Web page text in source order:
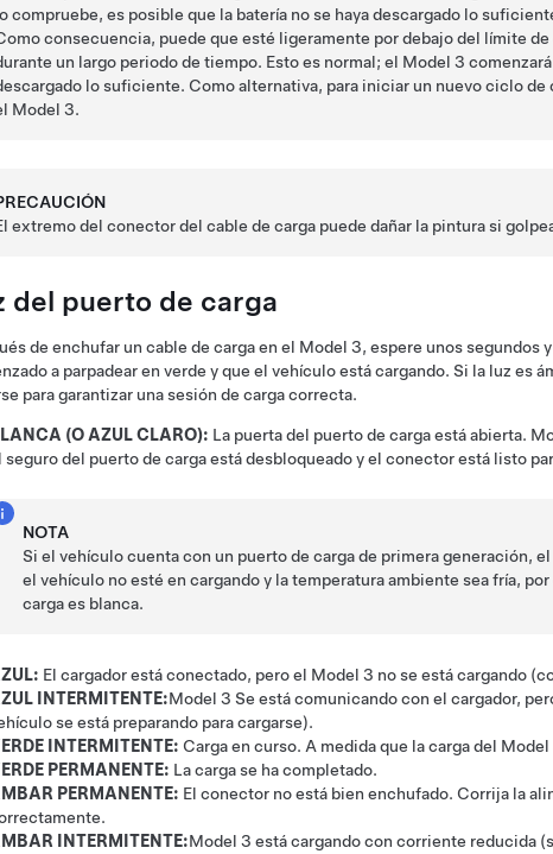
compruebe, es posible que la batería no se haya descargado lo
consecuencia, puede que esté ligeramente por debajo del límite
un largo periodo de tiempo. Esto es normal; el Model 3
lo suficiente. Como alternativa, para iniciar un nuevo ciclo
Model 3.
extremo del conector del cable de carga puede dañar la pintura si
del puerto de carga
de enchufar un cable de carga en el Model 3, espere unos segundos
a parpadear en verde y que el vehículo está cargando. Si la luz es
para garantizar una sesión de carga correcta.
(O AZUL CLARO): La puerta del puerto de carga está abierta.
seguro del puerto de carga está desbloqueado y el conector está listo
NOTA
Si el vehículo cuenta con un puerto de carga de primera generación,
el vehículo no esté en cargando y la temperatura ambiente sea fría,
carga es blanca.
El cargador está conectado, pero el Model 3 no se está cargando
INTERMITENTE:Model 3 Se está comunicando con el cargador,
se está preparando para cargarse).
INTERMITENTE: Carga en curso. A medida que la carga del Model
PERMANENTE: La carga se ha completado.
PERMANENTE: El conector no está bien enchufado. Corrija la
INTERMITENTE:Model 3 está cargando con corriente reducida